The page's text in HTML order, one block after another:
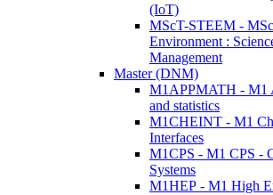
(IoT)
MScT-STEEM -
Environment :
Management
Master (DNM)
M1APPMATH - M1
and statistics
M1CHEINT - M1
Interfaces
M1CPS - M1 CPS -
Systems
M1HEP - M1 High